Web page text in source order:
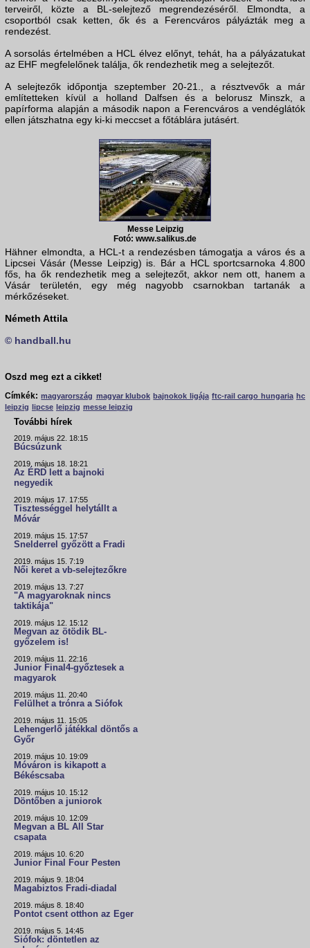
terveiről, közte a BL-selejtező megrendezéséről. Elmondta, a
csoportból csak ketten, ők és a Ferencváros pályázták meg a
rendezést.
A sorsolás értelmében a HCL élvez előnyt, tehát, ha a pályázatukat
az EHF megfelelőnek találja, ők rendezhetik meg a selejtezőt.
A selejtezők időpontja szeptember 20-21., a résztvevők a már
említetteken kívül a holland Dalfsen és a belorusz Minszk, a
papírforma alapján a második napon a Ferencváros a vendéglátók
ellen játszhatna egy ki-ki meccset a főtáblára jutásért.
Messe Leipzig
Fotó: www.salikus.de
Hähner elmondta, a HCL-t a rendezésben támogatja a város és a
Lipcsei Vásár (Messe Leipzig) is. Bár a HCL sportcsarnoka 4.800
fős, ha ők rendezhetik meg a selejtezőt, akkor nem ott, hanem a
Vásár területén, egy még nagyobb csarnokban tartanák a
mérkőzéseket.
Németh Attila
© handball.hu
Oszd meg ezt a cikket!
Címkék: magyarország magyar klubok bajnokok ligája ftc-rail cargo hungaria hc
leipzig lipcse leipzig messe leipzig
További hírek
2019. május 22. 18:15
Búcsúzunk
2019. május 18. 18:21
Az ÉRD lett a bajnoki
negyedik
2019. május 17. 17:55
Tisztességgel helytállt a
Móvár
2019. május 15. 17:57
Snelderrel győzött a Fradi
2019. május 15. 7:19
Női keret a vb-selejtezőkre
2019. május 13. 7:27
"A magyaroknak nincs
taktikája"
2019. május 12. 15:12
Megvan az ötödik BL-
győzelem is!
2019. május 11. 22:16
Junior Final4-győztesek a
magyarok
2019. május 11. 20:40
Felülhet a trónra a Siófok
2019. május 11. 15:05
Lehengerlő játékkal döntős a
Győr
2019. május 10. 19:09
Móváron is kikapott a
Békéscsaba
2019. május 10. 15:12
Döntőben a juniorok
2019. május 10. 12:09
Megvan a BL All Star
csapata
2019. május 10. 6:20
Junior Final Four Pesten
2019. május 9. 18:04
Magabiztos Fradi-diadal
2019. május 8. 18:40
Pontot csent otthon az Eger
2019. május 5. 14:45
Siófok: döntetlen az